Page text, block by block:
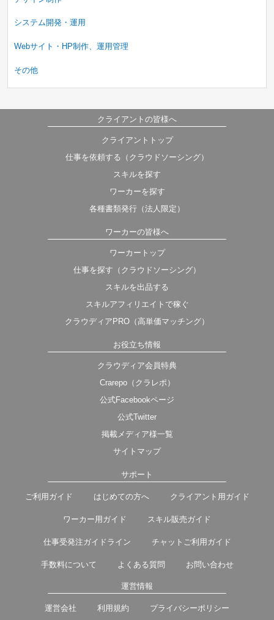
システム開発・運用
Webサイト・HP制作、運用管理
その他
クライアントの皆様へ
クライアントトップ
仕事を依頼する（クラウドソーシング）
スキルを探す
ワーカーを探す
各種書類発行（法人限定）
ワーカーの皆様へ
ワーカートップ
仕事を探す（クラウドソーシング）
スキルを出品する
スキルアフィリエイトで稼ぐ
クラウディアPRO（高単価マッチング）
お役立ち情報
クラウディア会員特典
Crarepo（クラレポ）
公式Facebookページ
公式Twitter
掲載メディア様一覧
サイトマップ
サポート
ご利用ガイド はじめての方へ クライアント用ガイド
ワーカー用ガイド スキル販売ガイド
仕事受発注ガイドライン チャットご利用ガイド
手数料について よくある質問 お問い合わせ
運営情報
運営会社 利用規約 プライバシーポリシー